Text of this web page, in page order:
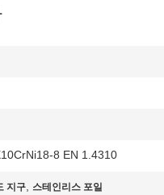
8 EN 1.4310
지구, 스테인리스 포일